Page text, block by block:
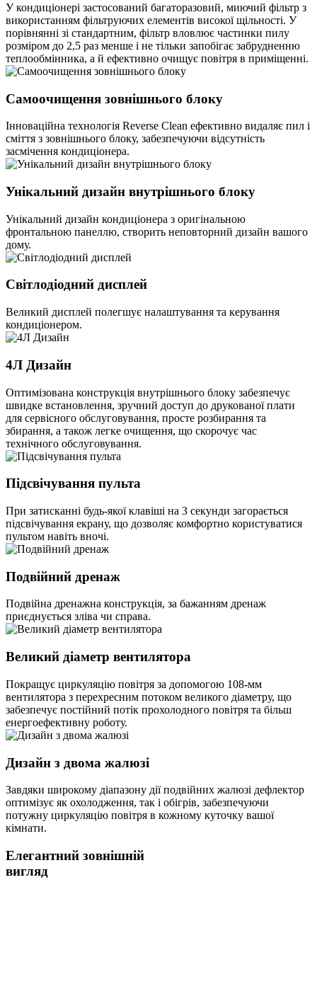
У кондиціонері застосований багаторазовий, миючий фільтр з
використанням фільтруючих елементів високої щільності. У
порівнянні зі стандартним, фільтр вловлює частинки пилу
розміром до 2,5 раз менше і не тільки запобігає забрудненню
теплообмінника, а й ефективно очищує повітря в приміщенні.
Самоочищення зовнішнього блоку
Інноваційна технологія Reverse Clean ефективно видаляє пил і
сміття з зовнішнього блоку, забезпечуючи відсутність
засмічення кондиціонера.
Унікальний дизайн внутрішнього блоку
Унікальний дизайн кондиціонера з оригінальною
фронтальною панеллю, створить неповторний дизайн вашого
дому.
Світлодіодний дисплей
Великий дисплей полегшує налаштування та керування
кондиціонером.
4Л Дизайн
Оптимізована конструкція внутрішнього блоку забезпечує
швидке встановлення, зручний доступ до друкованої плати
для сервісного обслуговування, просте розбирання та
збирання, а також легке очищення, що скорочує час
технічного обслуговування.
Підсвічування пульта
При затисканні будь-якої клавіші на 3 секунди загорається
підсвічування екрану, що дозволяє комфортно користуватися
пультом навіть вночі.
Подвійний дренаж
Подвійна дренажна конструкція, за бажанням дренаж
приєднується зліва чи справа.
Великий діаметр вентилятора
Покращує циркуляцію повітря за допомогою 108-мм
вентилятора з перехресним потоком великого діаметру, що
забезпечує постійний потік прохолодного повітря та більш
енергоефективну роботу.
Дизайн з двома жалюзі
Завдяки широкому діапазону дії подвійних жалюзі дефлектор
оптимізує як охолодження, так і обігрів, забезпечуючи
потужну циркуляцію повітря в кожному куточку вашої
кімнати.
Елегантний зовнішній
вигляд